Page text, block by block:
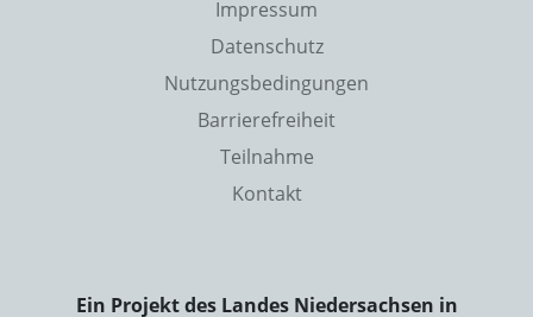
Impressum
Datenschutz
Nutzungsbedingungen
Barrierefreiheit
Teilnahme
Kontakt
Ein Projekt des Landes Niedersachsen in